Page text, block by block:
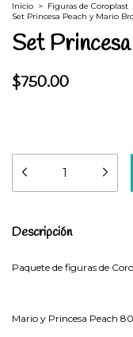
Inicio > Figuras de Coroplast
Set Princesa Peach y Mario
Set
$750.00
Descripción
Paquete de figuras de
Mario y Princesa Peach